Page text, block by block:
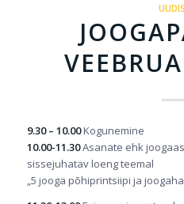
9.30 – 10.00Kogunemine
10.00-11.30Asanate ehk
sissejuhatav loeng teemal
„5 jooga põhiprintsiipi ja